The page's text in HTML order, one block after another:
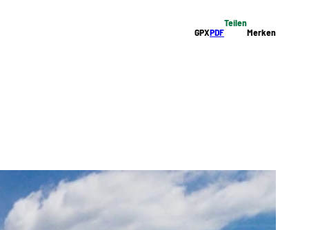
GPXPDF
Teilen
Merken